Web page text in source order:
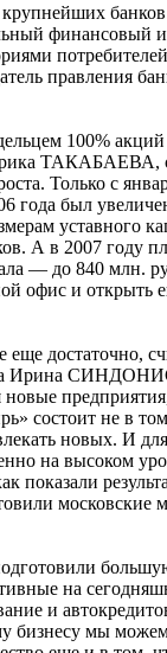
финансовый
правления
100%
ТАКАБАЕВА,
Только с
года был
уставного
А в 2007 году
— до 840 млн.
офис и открыть
достаточно,
Ирина
новые
состоит не в
новых. И
на высоком
показали
московские
на
и
мы можем